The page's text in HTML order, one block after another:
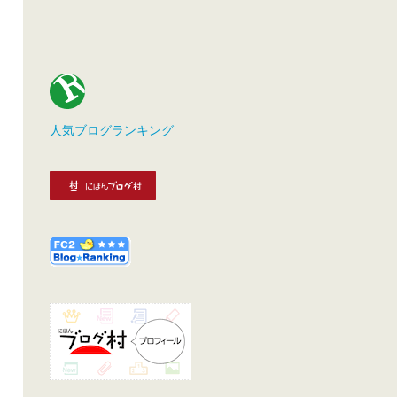
人気ブログランキング